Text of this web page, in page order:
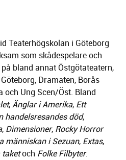
Teaterhögskolan i Göteborg
som skådespelare och
bland annat Östgötateatern,
Dramaten, Borås
och Ung Scen/Öst. Bland
,Änglar i Amerika, Ett
handelsresandes död,
, Dimensioner, Rocky Horror
människan i Sezuan, Extas,
taketoch Folke Filbyter.